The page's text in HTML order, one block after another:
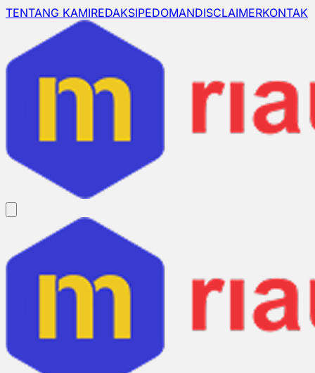
TENTANG KAMIREDAKSIPEDOMANDISCLAIMERKONTAK